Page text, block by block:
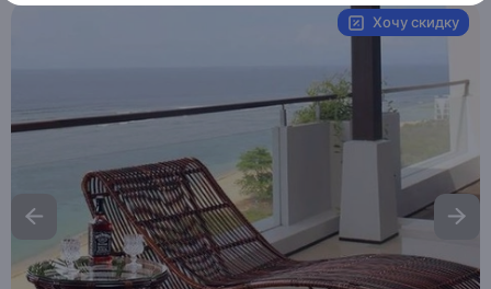
Хочу скидку